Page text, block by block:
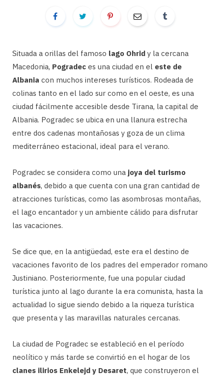
Situada a orillas del famoso lago Ohrid y la cercana
Macedonia, Pogradec es una ciudad en el este de
Albania con muchos intereses turísticos. Rodeada de
colinas tanto en el lado sur como en el oeste, es una
ciudad fácilmente accesible desde Tirana, la capital de
Albania. Pogradec se ubica en una llanura estrecha
entre dos cadenas montañosas y goza de un clima
mediterráneo estacional, ideal para el verano.
Pogradec se considera como una joya del turismo
albanés, debido a que cuenta con una gran cantidad de
atracciones turísticas, como las asombrosas montañas,
el lago encantador y un ambiente cálido para disfrutar
las vacaciones.
Se dice que, en la antigüedad, este era el destino de
vacaciones favorito de los padres del emperador romano
Justiniano. Posteriormente, fue una popular ciudad
turística junto al lago durante la era comunista, hasta la
actualidad lo sigue siendo debido a la riqueza turística
que presenta y las maravillas naturales cercanas.
La ciudad de Pogradec se estableció en el período
neolítico y más tarde se convirtió en el hogar de los
clanes ilirios Enkelejd y Desaret, que construyeron el